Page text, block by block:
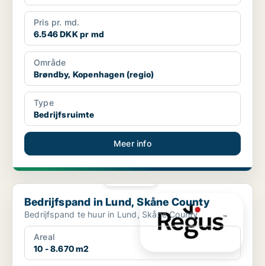
Pris pr. md.
6.546 DKK pr md
Område
Brøndby, Kopenhagen (regio)
Type
Bedrijfsruimte
Meer info
Bedrijfspand in Lund, Skåne County
Bedrijfspand in Lund, Skåne County
Bedrijfspand te huur in Lund, Skåne County
Areal
10 - 8.670 m2